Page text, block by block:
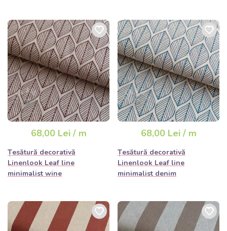
68,00 Lei / m
Țesătură decorativă
Linenlook Leaf line
minimalist wine
68,00 Lei / m
Țesătură decorativă
Linenlook Leaf line
minimalist denim